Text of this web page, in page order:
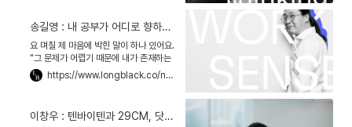
나온다"는 부분이요. 그러고 보니 비즈니
스 세계의 감각을 중시한 또다른 석학이
생각나더라고요. 디자인 씽킹Design
Thinking의 창시자 로저 마틴Roger
Martin 교수에요. 마틴 교수는 비즈니스
세계가 분석적 사고analytical
송길영 : 내 공부가 어디로 향하는지 직시해야 합니다
요 며칠 제 마음에 박힌 말이 하나 있어요.
"그 문제가 어렵기 때문에 내가 존재하는
겁니다. 그 문제가 쉬웠다면 내가 필요 없
습니다." 송길영 바이브컴퍼니 부사장이
적은 솔직히 없습니다. 그런데 저 말을 듣
https://www.longblack.co/note/91
이창우 : 텐바이텐과 29CM, 닷슬래시대시를 탄생시킨 감각